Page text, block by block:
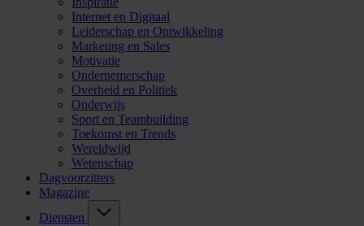
Internet en Digitaal
Leiderschap en Ontwikkeling
Marketing en Sales
Motivatie
Ondernemerschap
Overheid en Politiek
Onderwijs
Sport en Teambuilding
Toekomst en Trends
Wereldwijd
Wetenschap
Dagvoorzitters
Magazine
Diensten